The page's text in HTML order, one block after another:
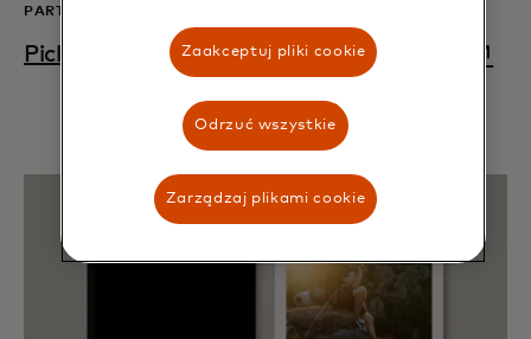
PART 3
Picking up the pace: A focus on real time
Zaakceptuj pliki cookie
Odrzuć wszystkie
Zarządzaj plikami cookie